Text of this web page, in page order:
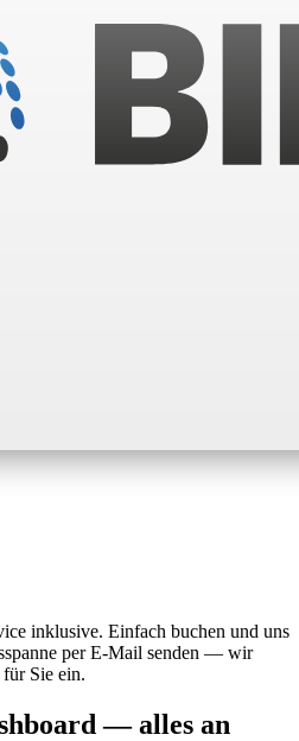
inklusive. Einfach buchen und uns
per E-Mail senden — wir
Sie ein.
— alles an